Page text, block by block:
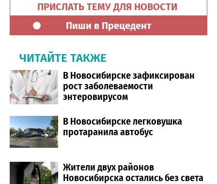
ПРИСЛАТЬ ТЕМУ ДЛЯ НОВОСТИ
Пиши в Прецедент
ЧИТАЙТЕ ТАКЖЕ
В Новосибирске зафиксирован
рост заболеваемости
энтеровирусом
В Новосибирске легковушка
протаранила автобус
Жители двух районов
Новосибирска остались без света